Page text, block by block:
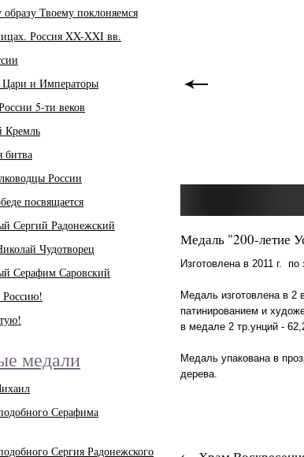
Твоему поклоняемся
Россия XX-XXI вв.
Цари и Императоры
5-ти веков
Кремль
битва
России
посвящается
Сергий Радонежский
Чудотворец
Серафим Саровский
Россию!
медали
Серафима
Сергия Радонежского
Медаль "200-летие
Изготовлена в 2011 г.
Медаль изготовлена в 2
патинированием и
в медале 2 тр.унций -
Медаль упакована в
дерева.